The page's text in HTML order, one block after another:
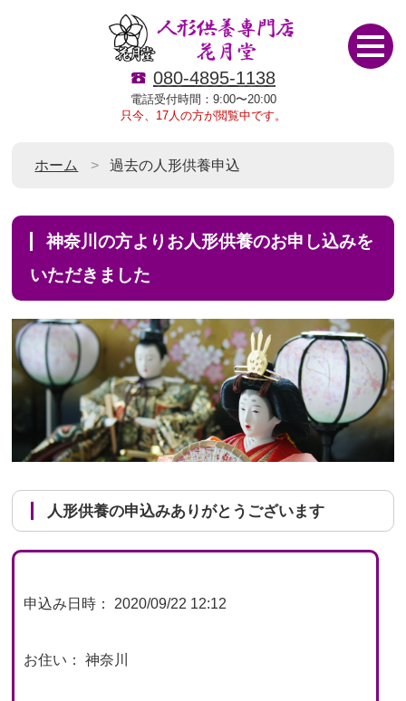
080-4895-1138
電話受付時間：9:00〜20:00
只今、17人の方が閲覧中です。
ホーム 過去の人形供養申込
神奈川の方よりお人形供養のお申し込みを
いただきました
人形供養の申込みありがとうございます
申込み日時： 2020/09/22 12:12
お住い： 神奈川